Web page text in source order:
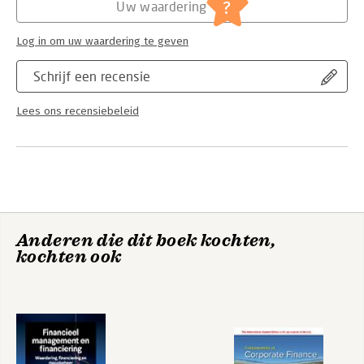
Schrijf een recensie
Lees ons recensiebeleid
Uw waardering ?
Log in om uw waardering te geven
Anderen die dit boek kochten,
kochten ook